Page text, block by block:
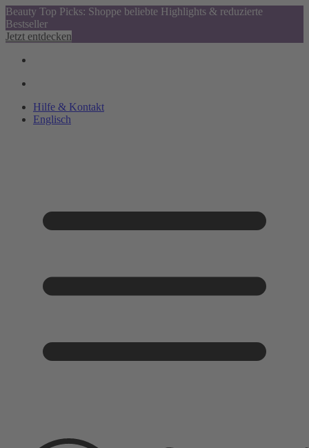
Beauty Top Picks: Shoppe beliebte Highlights & reduzierte
Bestseller
Jetzt entdecken
Hilfe & Kontakt
Englisch